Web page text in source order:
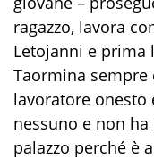
ragazzo, lavora
Letojanni e prima
Taormina sempre
lavoratore onesto
nessuno e non
palazzo perché è